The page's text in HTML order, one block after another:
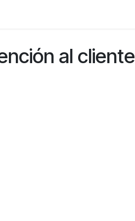
al cliente